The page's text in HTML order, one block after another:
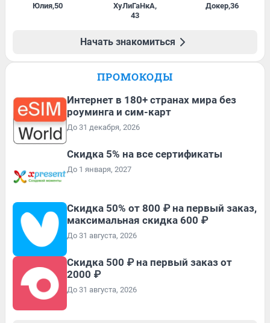
Юлия,50 ХуЛиГаНкА,
43
Докер,36
Начать знакомиться
ПРОМОКОДЫ
Интернет в 180+ странах мира без
роуминга и сим-карт
До 31 декабря, 2026
Скидка 5% на все сертификаты
До 1 января, 2027
Скидка 50% от 800 ₽ на первый заказ,
максимальная скидка 600 ₽
До 31 августа, 2026
Скидка 500 ₽ на первый заказ от
2000 ₽
До 31 августа, 2026